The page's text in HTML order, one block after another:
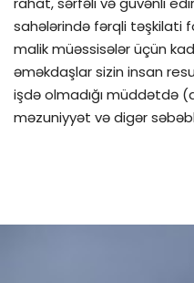
sahələrində fərqli təşkilati
malik müəssisələr üçün
əməkdaşlar sizin insan
işdə olmadığı müddətdə
məzuniyyət və digər